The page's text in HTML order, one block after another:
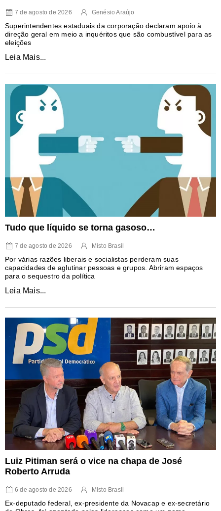
7 de agosto de 2026 Genésio Araújo
Superintendentes estaduais da corporação declaram apoio à
direção geral em meio a inquéritos que são combustível para as
eleições
Leia Mais...
Tudo que líquido se torna gasoso…
7 de agosto de 2026 Misto Brasil
Por várias razões liberais e socialistas perderam suas
capacidades de aglutinar pessoas e grupos. Abriram espaços
para o sequestro da política
Leia Mais...
Luiz Pitiman será o vice na chapa de José
Roberto Arruda
6 de agosto de 2026 Misto Brasil
Ex-deputado federal, ex-presidente da Novacap e ex-secretário